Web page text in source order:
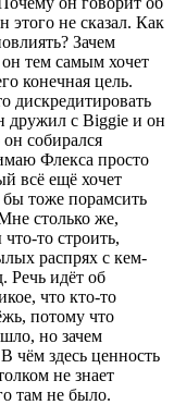
этого не сказал. Как
Зачем
тем самым хочет
конечная цель.
дискредитировать
дружил с Biggie и он
собирался
Флекса просто
всё ещё хочет
тоже порамсить
столько же,
то строить,
распрях с кем-
Речь идёт об
что кто-то
потому что
но зачем
чём здесь ценность
не знает
там не было.